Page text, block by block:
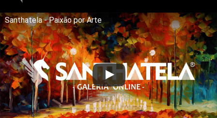
Santhatela - Paixão por Arte